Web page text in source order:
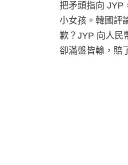
把矛頭指向 JYP
小女孩。韓國評
歉？JYP 向人民
卻滿盤皆輸，賠